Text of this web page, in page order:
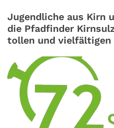
Jugendliche aus Kirn
die Pfadfinder
tollen und vielfältigen